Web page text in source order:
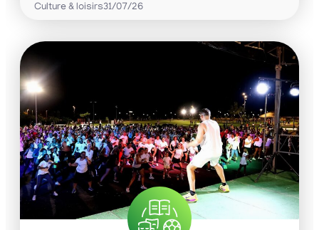
Culture & loisirs31/07/26